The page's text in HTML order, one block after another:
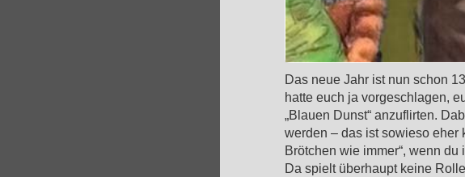
Das neue Jahr ist nun schon
hatte euch ja vorgeschlagen,
„Blauen Dunst“ anzuflirten.
werden – das ist sowieso eher
Brötchen wie immer“, wenn
Da spielt überhaupt keine